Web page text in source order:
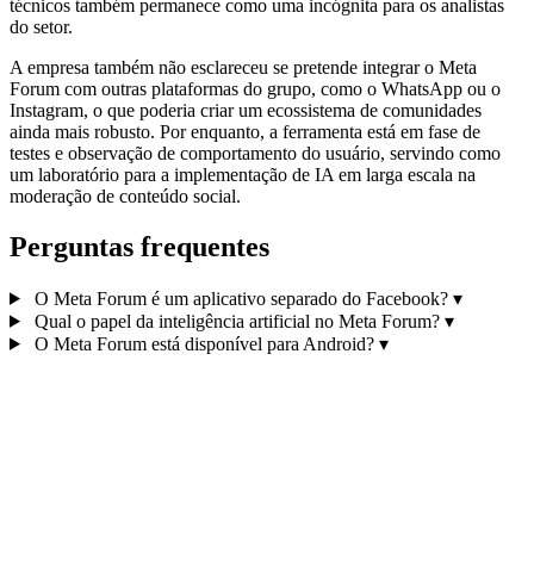
técnicos também permanece como uma incógnita para os analistas
do setor.
A empresa também não esclareceu se pretende integrar o Meta
Forum com outras plataformas do grupo, como o WhatsApp ou o
Instagram, o que poderia criar um ecossistema de comunidades
ainda mais robusto. Por enquanto, a ferramenta está em fase de
testes e observação de comportamento do usuário, servindo como
um laboratório para a implementação de IA em larga escala na
moderação de conteúdo social.
Perguntas frequentes
O Meta Forum é um aplicativo separado do Facebook? ▾
Qual o papel da inteligência artificial no Meta Forum? ▾
O Meta Forum está disponível para Android? ▾